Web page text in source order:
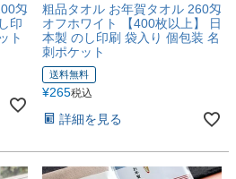
匁
印
ト
粗品タオル お年賀タオル 260匁
オフホワイト 【400枚以上】 日
本製 のし印刷 袋入り 個包装 名
刺ポケット
送料無料
¥265税込
詳細を見る